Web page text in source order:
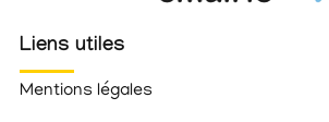
Liens utiles
Mentions légales